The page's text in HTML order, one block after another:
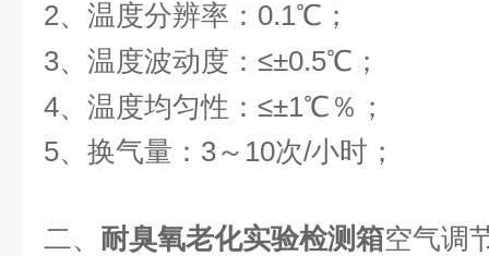
2、温度分辨率：0.1℃；
3、温度波动度：≤±0.5℃；
4、温度均匀性：≤±1℃％；
5、换气量：3～10次/小时；
二、 耐臭氧老化实验检测箱空气调